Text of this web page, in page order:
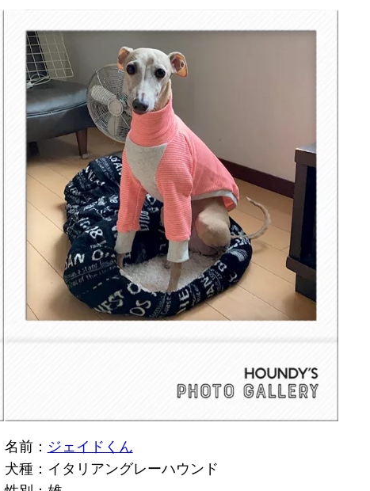
名前： ジェイドくん
犬種：イタリアングレーハウンド